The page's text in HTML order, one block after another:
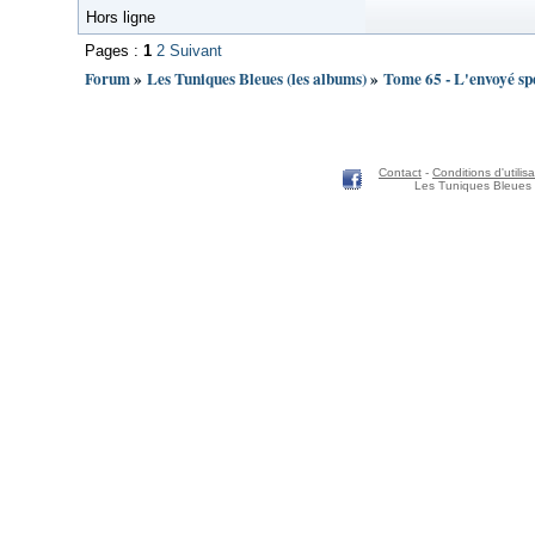
Hors ligne
Pages : 1 2 Suivant
Forum» Les Tuniques Bleues (les albums)» Tome 65 - L'envoyé
Contact - Conditions
Les Tuniques